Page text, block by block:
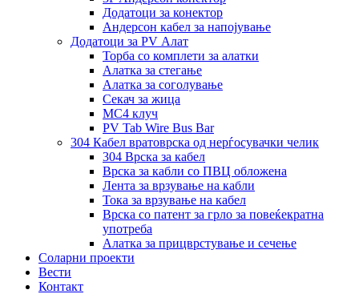
Додатоци за конектор
Андерсон кабел за напојување
Додатоци за PV Алат
Торба со комплети за алатки
Алатка за стегање
Алатка за соголување
Секач за жица
MC4 клуч
PV Tab Wire Bus Bar
304 Кабел вратоврска од нерѓосувачки челик
304 Врска за кабел
Врска за кабли со ПВЦ обложена
Лента за врзување на кабли
Тока за врзување на кабел
Врска со патент за грло за повеќекратна
употреба
Алатка за прицврстување и сечење
Соларни проекти
Вести
Контакт